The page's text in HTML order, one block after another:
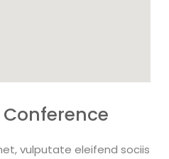
vulputate eleifend sociis